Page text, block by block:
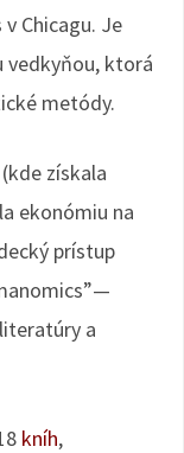
Chicagu. Je
vedkyňou, ktorá
metódy.
získala
ekonómiu na
prístup
a
kníh,